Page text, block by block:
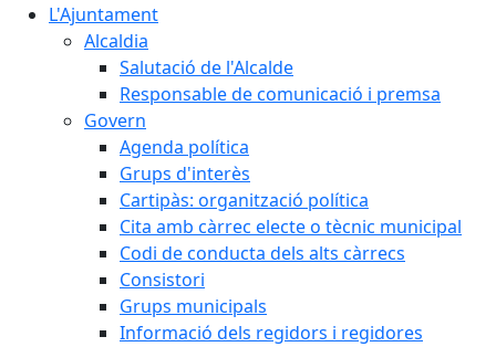
L'Ajuntament
Alcaldia
Salutació de l'Alcalde
Responsable de comunicació i premsa
Govern
Agenda política
Grups d'interès
Cartipàs: organització política
Cita amb càrrec electe o tècnic municipal
Codi de conducta dels alts càrrecs
Consistori
Grups municipals
Informació dels regidors i regidores